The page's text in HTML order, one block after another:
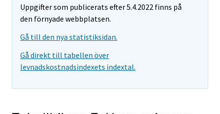
Uppgifter som publicerats efter 5.4.2022 finns på
den förnyade webbplatsen.
Gå till den nya statistiksidan.
Gå direkt till tabellen över
levnadskostnadsindexets indextal.